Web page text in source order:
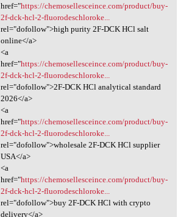
href="https://chemosellesceince.com/product/buy-
2f-dck-hcl-2-fluorodeschloroke...
rel="dofollow">high purity 2F-DCK HCl salt
online</a>
<a
href="https://chemosellesceince.com/product/buy-
2f-dck-hcl-2-fluorodeschloroke...
rel="dofollow">2F-DCK HCl analytical standard
2026</a>
<a
href="https://chemosellesceince.com/product/buy-
2f-dck-hcl-2-fluorodeschloroke...
rel="dofollow">wholesale 2F-DCK HCl supplier
USA</a>
<a
href="https://chemosellesceince.com/product/buy-
2f-dck-hcl-2-fluorodeschloroke...
rel="dofollow">buy 2F-DCK HCl with crypto
delivery</a>